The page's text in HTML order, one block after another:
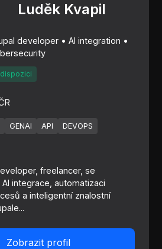
Luděk Kvapil
developer • AI integration •
GENAI API
DEVOPS
freelancer, se
integrace, automatizaci
a inteligentní znalostní
Zobrazit profil